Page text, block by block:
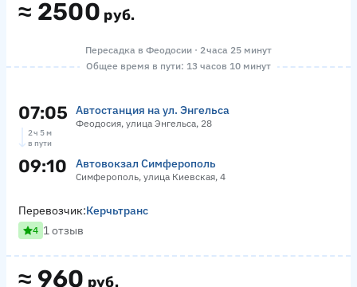
≈ 2500 руб.
Пересадка в Феодосии · 2 часа 25 минут
Общее время в пути: 13 часов 10 минут
07:05 Автостанция на ул. Энгельса
Феодосия, улица Энгельса, 28
2 ч 5 м
в пути
09:10 Автовокзал Симферополь
Симферополь, улица Киевская, 4
≈ 960 руб.
Перевозчик:Керчьтранс
4 1 отзыв